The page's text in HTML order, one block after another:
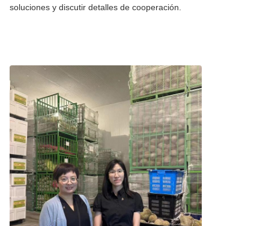
soluciones y discutir detalles de cooperación.